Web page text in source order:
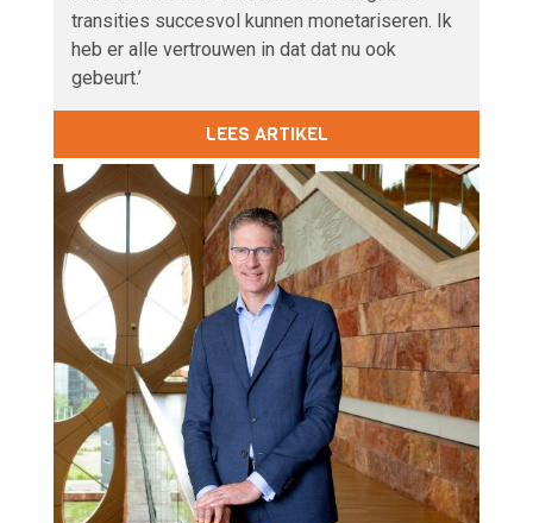
transities succesvol kunnen monetariseren. Ik
heb er alle vertrouwen in dat dat nu ook
gebeurt.’
LEES ARTIKEL